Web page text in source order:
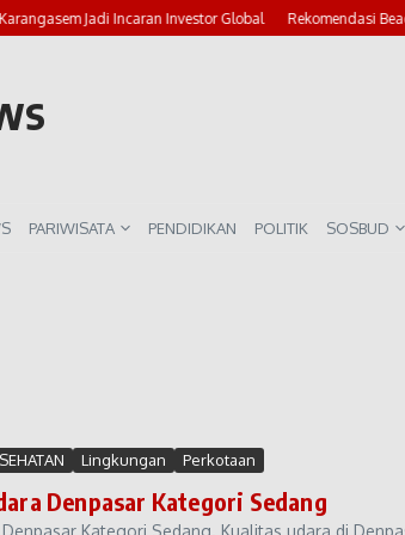
Jadi Incaran Investor Global Rekomendasi
PARIWISATA PENDIDIKAN POLITIK SOSBUD
Lingkungan Perkotaan
Denpasar Kategori Sedang
Kategori Sedang. Kualitas udara di